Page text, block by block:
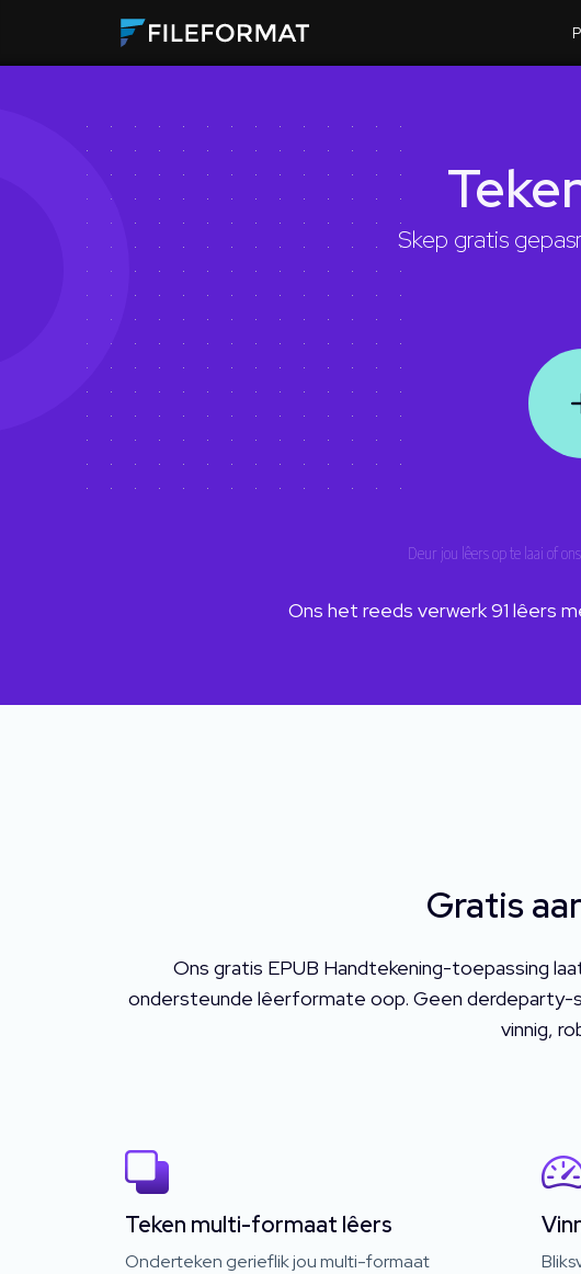
Skep gratis
Deur jou lêers op te laai of
Ons het reeds verwerk91 lêers
Gratis
Ons gratis EPUB Handtekening-toepassing
ondersteunde lêerformate oop. Geen derdeparty-
vinnig,
Teken multi-formaat lêers
Onderteken gerieflik jou multi-formaat